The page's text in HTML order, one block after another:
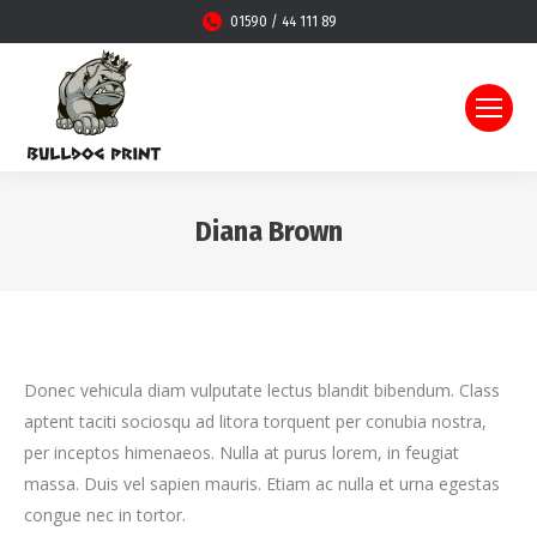
01590 / 44 111 89
Diana Brown
Donec vehicula diam vulputate lectus blandit bibendum. Class
aptent taciti sociosqu ad litora torquent per conubia nostra,
per inceptos himenaeos. Nulla at purus lorem, in feugiat
massa. Duis vel sapien mauris. Etiam ac nulla et urna egestas
congue nec in tortor.